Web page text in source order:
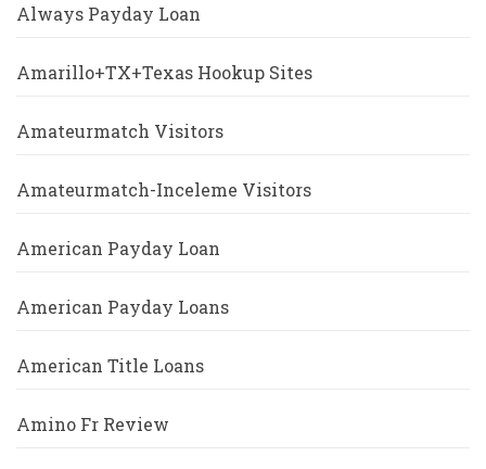
Always Payday Loan
Amarillo+TX+Texas Hookup Sites
Amateurmatch Visitors
Amateurmatch-Inceleme Visitors
American Payday Loan
American Payday Loans
American Title Loans
Amino Fr Review